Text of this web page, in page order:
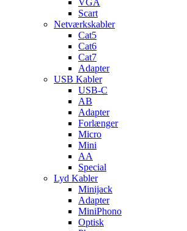
VGA
Scart
Netværkskabler
Cat5
Cat6
Cat7
Adapter
USB Kabler
USB-C
AB
Adapter
Forlænger
Micro
Mini
AA
Special
Lyd Kabler
Minijack
Adapter
MiniPhono
Optisk